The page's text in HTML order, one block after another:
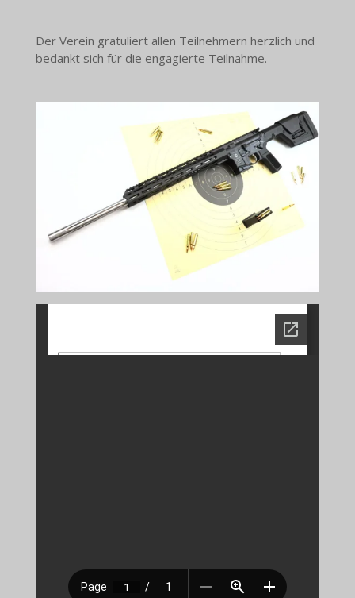
Der Verein gratuliert allen Teilnehmern herzlich und
bedankt sich für die engagierte Teilnahme.